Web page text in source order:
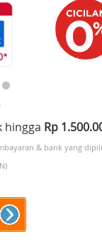
hingga Rp
& bank yang